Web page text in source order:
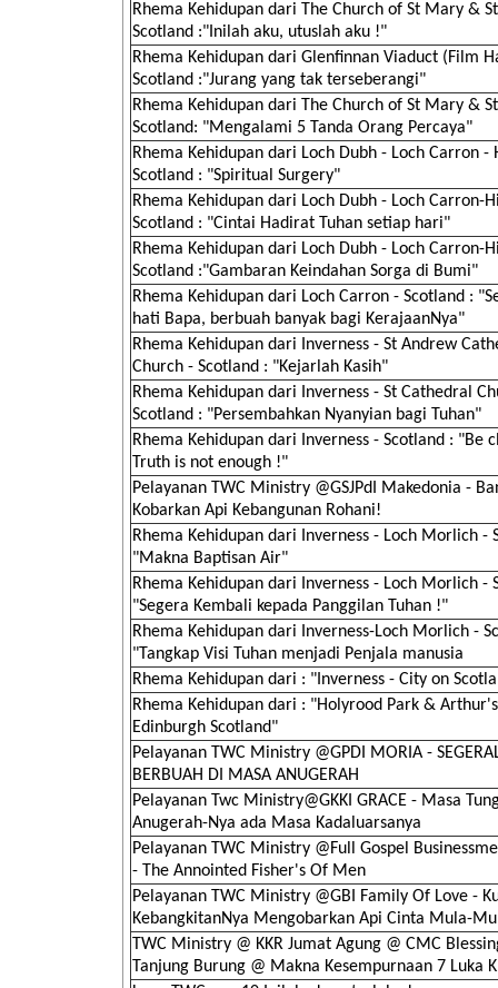
Rhema Kehidupan dari The Church of St Mary &
Scotland :"Inilah aku, utuslah aku !"
Rhema Kehidupan dari Glenfinnan Viaduct (Film
Scotland :"Jurang yang tak terseberangi"
Rhema Kehidupan dari The Church of St Mary &
Scotland: "Mengalami 5 Tanda Orang Percaya"
Rhema Kehidupan dari Loch Dubh - Loch Carron -
Scotland : "Spiritual Surgery"
Rhema Kehidupan dari Loch Dubh - Loch Carron-
Scotland : "Cintai Hadirat Tuhan setiap hari"
Rhema Kehidupan dari Loch Dubh - Loch Carron-
Scotland :"Gambaran Keindahan Sorga di Bumi"
Rhema Kehidupan dari Loch Carron - Scotland :
hati Bapa, berbuah banyak bagi KerajaanNya"
Rhema Kehidupan dari Inverness - St Andrew
Church - Scotland : "Kejarlah Kasih"
Rhema Kehidupan dari Inverness - St Cathedral
Scotland : "Persembahkan Nyanyian bagi Tuhan"
Rhema Kehidupan dari Inverness - Scotland : "Be
Truth is not enough !"
Pelayanan TWC Ministry @GSJPdI Makedonia -
Kobarkan Api Kebangunan Rohani!
Rhema Kehidupan dari Inverness - Loch Morlich -
"Makna Baptisan Air"
Rhema Kehidupan dari Inverness - Loch Morlich -
"Segera Kembali kepada Panggilan Tuhan !"
Rhema Kehidupan dari Inverness-Loch Morlich -
"Tangkap Visi Tuhan menjadi Penjala manusia
Rhema Kehidupan dari : "Inverness - City on
Rhema Kehidupan dari : "Holyrood Park &
Edinburgh Scotland"
Pelayanan TWC Ministry @GPDI MORIA -
BERBUAH DI MASA ANUGERAH
Pelayanan Twc Ministry@GKKI GRACE - Masa
Anugerah-Nya ada Masa Kadaluarsanya
Pelayanan TWC Ministry @Full Gospel
- The Annointed Fisher's Of Men
Pelayanan TWC Ministry @GBI Family Of Love -
KebangkitanNya Mengobarkan Api Cinta Mula-
TWC Ministry @ KKR Jumat Agung @ CMC
Tanjung Burung @ Makna Kesempurnaan 7 Luka